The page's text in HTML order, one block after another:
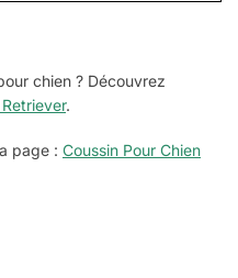
chien ? Découvrez
.
page : Coussin Pour Chien